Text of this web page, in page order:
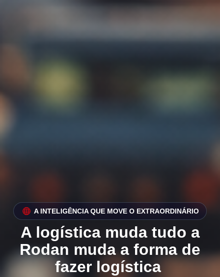
A INTELIGÊNCIA QUE MOVE O EXTRAORDINÁRIO
A logística muda tudo a
Rodan muda a forma de
fazer logística